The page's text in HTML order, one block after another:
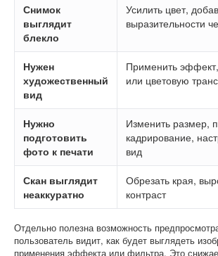
Снимок
выглядит
блекло
Усилить цвет,
выразительности
Нужен
художественный
вид
Применить
или цветовую
Нужно
подготовить
фото к печати
Изменить размер,
кадрирование,
вид
Скан выглядит
неаккуратно
Обрезать края,
контраст
Отдельно полезна возможность
пользователь видит, как будет выглядеть
применения эффекта или фильтра. Это